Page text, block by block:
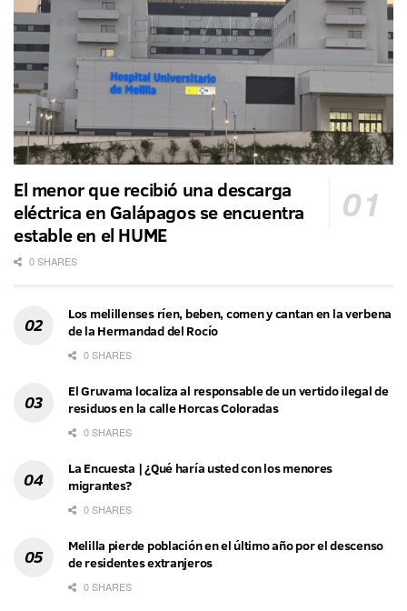
El menor que recibió una descarga
eléctrica en Galápagos se encuentra
estable en el HUME
0 SHARES
Los melillenses ríen, beben, comen y cantan en la verbena
de la Hermandad del Rocío
0 SHARES
El Gruvama localiza al responsable de un vertido ilegal de
residuos en la calle Horcas Coloradas
0 SHARES
La Encuesta | ¿Qué haría usted con los menores
migrantes?
0 SHARES
Melilla pierde población en el último año por el descenso
de residentes extranjeros
0 SHARES